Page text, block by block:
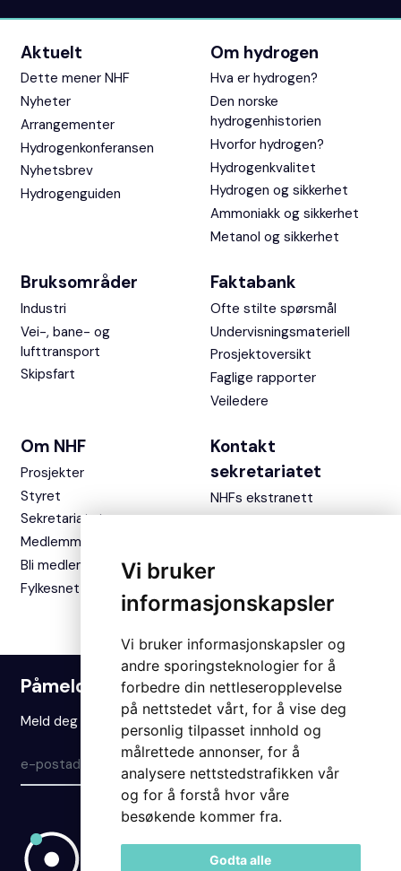
Vi bruker
informasjonskapsler
Vi bruker informasjonskapsler og
andre sporingsteknologier for å
forbedre din nettleseropplevelse
på nettstedet vårt, for å vise deg
personlig tilpasset innhold og
målrettede annonser, for å
analysere nettstedstrafikken vår
og for å forstå hvor våre
besøkende kommer fra.
Godta alle
Aktuelt
Dette mener NHF
Nyheter
Arrangementer
Hydrogenkonferansen
Nyhetsbrev
Hydrogenguiden
Om hydrogen
Hva er hydrogen?
Den norske
hydrogenhistorien
Hvorfor hydrogen?
Hydrogenkvalitet
Hydrogen og sikkerhet
Ammoniakk og sikkerhet
Metanol og sikkerhet
Bruksområder
Industri
Vei-, bane- og
lufttransport
Skipsfart
Faktabank
Ofte stilte spørsmål
Undervisningsmateriell
Prosjektoversikt
Faglige rapporter
Veiledere
Om NHF
Prosjekter
Styret
Sekretariatet
Medlemmer
Bli medlem
Fylkesnettverket
Kontakt
sekretariatet
NHFs ekstranett
Påmelding nyhetsbrev
Meld deg på vårt nyhetsbrev for å holde deg oppdatert.
Meld på